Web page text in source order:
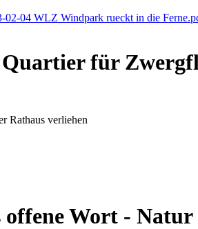
02-04 WLZ Windpark rueckt in die
für
Rathaus verliehen
Wort -